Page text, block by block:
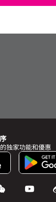
多消费MOP
查看积分历史和状
独家功能和優惠